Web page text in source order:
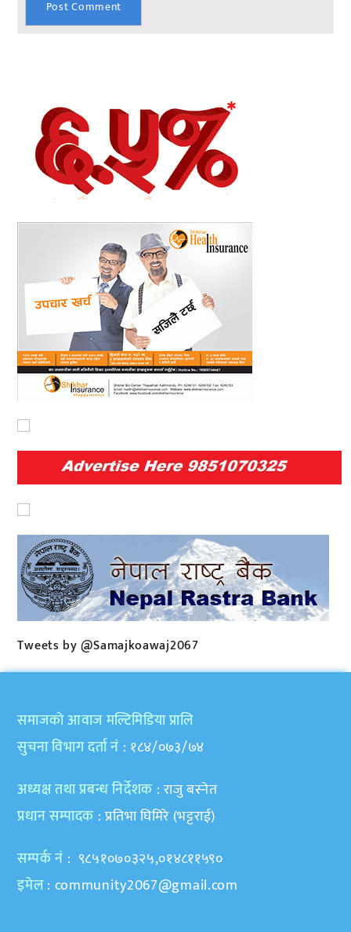
Tweets by @Samajkoawaj2067
समाजकाे आवाज मल्टिमिडिया प्रालि
सुचना विभाग दर्ता नं : १८४/०७३/७४
अध्यक्ष तथा प्रबन्ध निर्देशक : राजु बस्नेत
प्रधान सम्पादक : प्रतिभा घिमिरे (भट्टराई)
सम्पर्क नं : ९८५१०७०३२५,०१४८११५९०
इमेल: community2067@gmail.com